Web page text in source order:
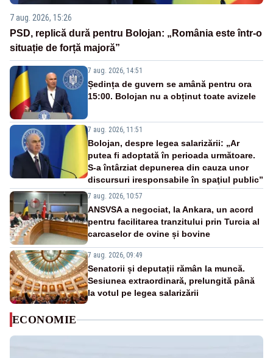
7 aug. 2026, 15:26
PSD, replică dură pentru Bolojan: „România este într-o
situație de forță majoră”
7 aug. 2026, 14:51
Ședința de guvern se amână pentru ora
15:00. Bolojan nu a obținut toate avizele
7 aug. 2026, 11:51
Bolojan, despre legea salarizării: „Ar
putea fi adoptată în perioada următoare.
S-a întârziat depunerea din cauza unor
discursuri iresponsabile în spaţiul public”
7 aug. 2026, 10:57
ANSVSA a negociat, la Ankara, un acord
pentru facilitarea tranzitului prin Turcia al
carcaselor de ovine și bovine
7 aug. 2026, 09:49
Senatorii și deputații rămân la muncă.
Sesiunea extraordinară, prelungită până
la votul pe legea salarizării
ECONOMIE